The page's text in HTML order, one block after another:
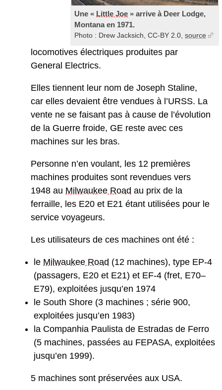
Une « Little Joe » arrive à Deer Lodge,
Montana en 1971.
Photo : Drew Jacksich, CC-BY 2.0, source
locomotives électriques produites par
General Electrics.
Elles tiennent leur nom de Joseph Staline,
car elles devaient être vendues à l’URSS. La
vente ne se faisant pas à cause de l’évolution
de la Guerre froide, GE reste avec ces
machines sur les bras.
Personne n’en voulant, les 12 premières
machines produites sont revendues vers
1948 au Milwaukee Road au prix de la
ferraille, les E20 et E21 étant utilisées pour le
service voyageurs.
Les utilisateurs de ces machines ont été :
le Milwaukee Road (12 machines), type EP-4
(passagers, E20 et E21) et EF-4 (fret, E70–
E79), exploitées jusqu’en 1974
le South Shore (3 machines ; série 900,
exploitées jusqu’en 1983)
la Companhia Paulista de Estradas de Ferro
(5 machines, passées au FEPASA, exploitées
jusqu’en 1999).
5 machines sont préservées aux USA.